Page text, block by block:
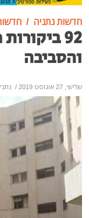
חדשות נתניה
92
והסביבה
שלישי, 27 אוגוסט 2019 /